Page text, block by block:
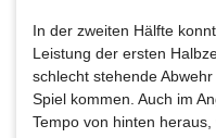
In der zweiten Hälfte
Leistung der ersten
schlecht stehende
Spiel kommen. Auch im
Tempo von hinten